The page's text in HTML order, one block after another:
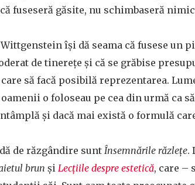
fuseseră găsite, nu schimbaseră
Wittgenstein își dă seama că fusese un
de tinerețe și că se grăbise
să facă posibilă reprezentarea.
o foloseau pe cea din urmă ca
și dacă mai există o formulă
de răzgândire sunt Însemnările răzlețe.
brun și Lecțiile despre estetică, care –